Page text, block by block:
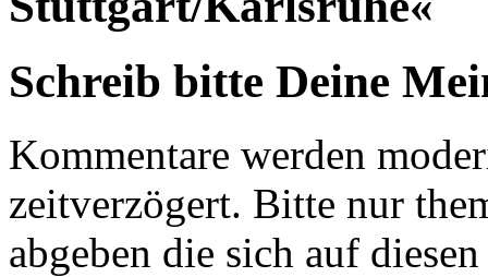
Schreib bitte Deine
Kommentare werden
zeitverzögert. Bitte nur
abgeben die sich auf